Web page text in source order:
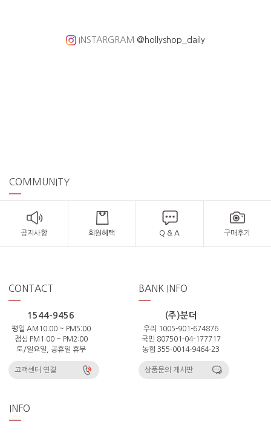
INSTARGRAM @hollyshop_daily
COMMUNITY
공지사항 회원혜택 Q & A 구매후기
CONTACT
1544-9456
평일 AM10:00 ~ PM5:00
점심 PM1:00 ~ PM2:00
토/일요일, 공휴일 휴무
고객센터 연결
BANK INFO
(주)분더
우리 1005-901-674876
국민 807501-04-177717
농협 355-0014-9464-23
상품문의 게시판
INFO